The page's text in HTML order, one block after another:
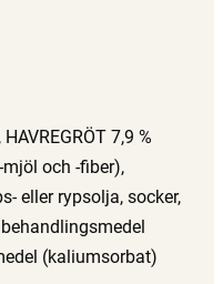
7,9 %
mjöl och -fiber),
eller rypsolja, socker,
(kaliumsorbat)